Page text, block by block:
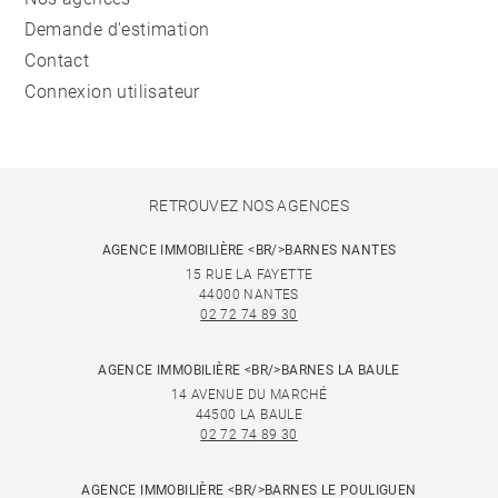
Demande d'estimation
Contact
Connexion utilisateur
RETROUVEZ NOS AGENCES
AGENCE IMMOBILIÈRE <BR/>BARNES NANTES
15 RUE LA FAYETTE
44000 NANTES
02 72 74 89 30
AGENCE IMMOBILIÈRE <BR/>BARNES LA BAULE
14 AVENUE DU MARCHÉ
44500 LA BAULE
02 72 74 89 30
AGENCE IMMOBILIÈRE <BR/>BARNES LE POULIGUEN